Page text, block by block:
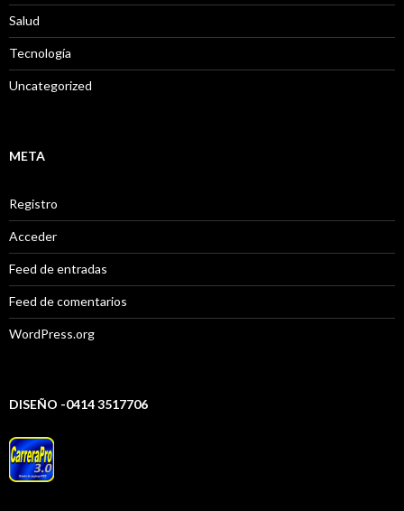
Salud
Tecnología
Uncategorized
META
Registro
Acceder
Feed de entradas
Feed de comentarios
WordPress.org
DISEÑO -0414 3517706